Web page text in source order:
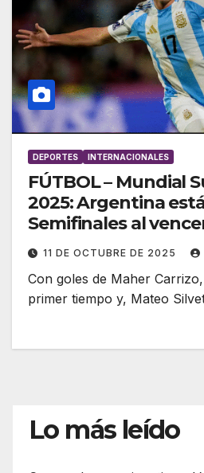
DEPORTES INTERNACIONALES
FÚTBOL – Mundial
2025: Argentina
Semifinales al
será ante Colombia
11 DE OCTUBRE DE 2025
Con goles de Maher
primer tiempo y, Mateo
Lo más leído